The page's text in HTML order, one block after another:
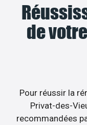
de
Pour réussir la
Privat-des-
recommandées